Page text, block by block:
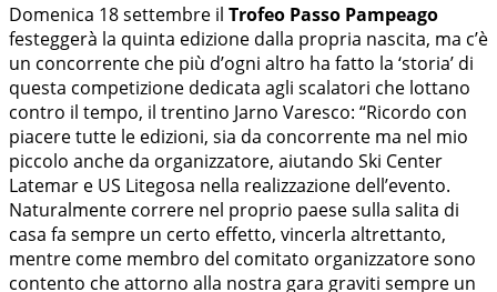
Domenica 18 settembre il Trofeo Passo Pampeago
festeggerà la quinta edizione dalla propria nascita, ma c’è
un concorrente che più d’ogni altro ha fatto la ‘storia’ di
questa competizione dedicata agli scalatori che lottano
contro il tempo, il trentino Jarno Varesco: “Ricordo con
piacere tutte le edizioni, sia da concorrente ma nel mio
piccolo anche da organizzatore, aiutando Ski Center
Latemar e US Litegosa nella realizzazione dell’evento.
Naturalmente correre nel proprio paese sulla salita di
casa fa sempre un certo effetto, vincerla altrettanto,
mentre come membro del comitato organizzatore sono
contento che attorno alla nostra gara graviti sempre un